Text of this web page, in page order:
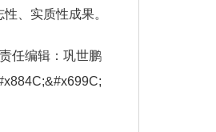
、实质性成果。
责任编辑：巩世鹏